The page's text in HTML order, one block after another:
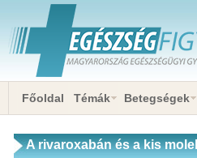
Főoldal Témák Betegségek
A rivaroxabán és a kis